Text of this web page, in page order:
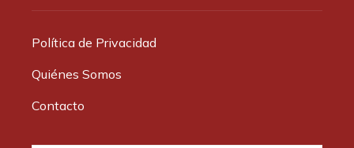
Política de Privacidad
Quiénes Somos
Contacto